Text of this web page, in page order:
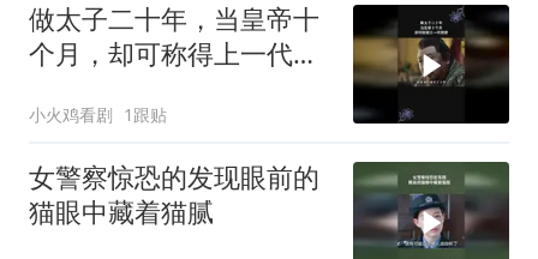
做太子二十年，当皇帝十
个月，却可称得上一代明
小火鸡看剧 1跟贴
女警察惊恐的发现眼前的
猫眼中藏着猫腻